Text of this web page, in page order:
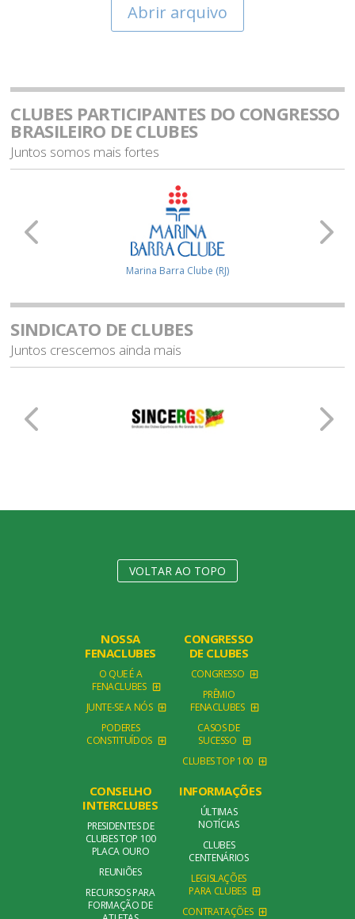
Abrir arquivo
CLUBES PARTICIPANTES DO CONGRESSO
BRASILEIRO DE CLUBES
Juntos somos mais fortes
Marina Barra Clube (RJ)
SINDICATO DE CLUBES
Juntos crescemos ainda mais
VOLTAR AO TOPO
NOSSA
FENACLUBES
O QUE É A
FENACLUBES
JUNTE-SE A NÓS
PODERES
CONSTITUÍDOS
CONGRESSO
DE CLUBES
CONGRESSO
PRÊMIO
FENACLUBES
CASOS DE
SUCESSO
CLUBES TOP 100
CONSELHO
INTERCLUBES
PRESIDENTES DE
CLUBES TOP 100
PLACA OURO
REUNIÕES
RECURSOS PARA
FORMAÇÃO DE
INFORMAÇÕES
ÚLTIMAS
NOTÍCIAS
CLUBES
CENTENÁRIOS
LEGISLAÇÕES
PARA CLUBES
CONTRATAÇÕES